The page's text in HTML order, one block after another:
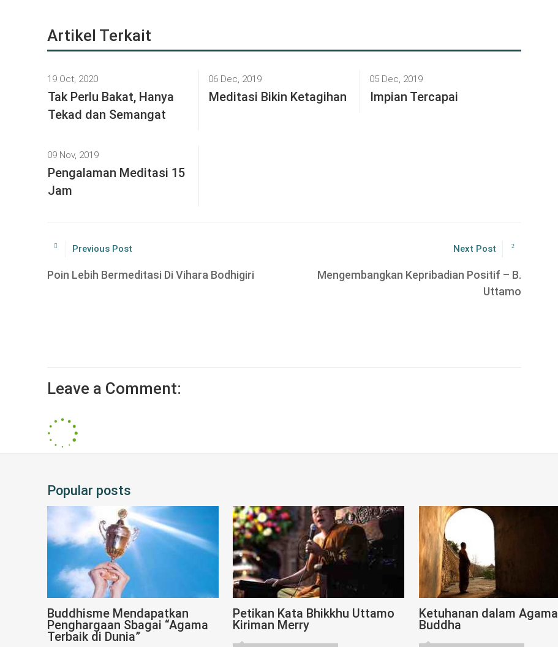
Artikel Terkait
19 Oct, 2020
Tak Perlu Bakat, Hanya
Tekad dan Semangat
06 Dec, 2019
Meditasi Bikin Ketagihan
05 Dec, 2019
Impian Tercapai
09 Nov, 2019
Pengalaman Meditasi 15
Jam
Previous Post
Poin Lebih Bermeditasi Di Vihara Bodhigiri
Next Post
Mengembangkan Kepribadian Positif – B.
Uttamo
Leave a Comment:
Popular posts
Buddhisme Mendapatkan
Penghargaan Sbagai “Agama
Terbaik di Dunia”
Petikan Kata Bhikkhu Uttamo
Kiriman Merry
Ketuhanan dalam Agama
Buddha